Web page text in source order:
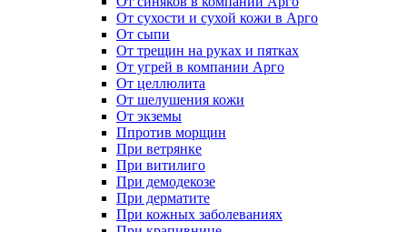
От сухости и сухой кожи в Арго
От сыпи
От трещин на руках и пятках
От угрей в компании Арго
От целлюлита
От шелушения кожи
От экземы
Ппротив морщин
При ветрянке
При витилиго
При демодекозе
При дерматите
При кожных заболеваниях